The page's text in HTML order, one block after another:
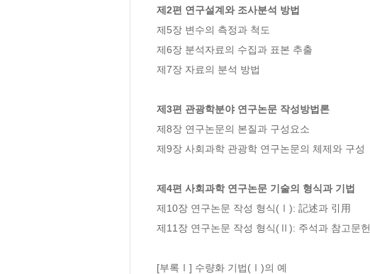
제2편 연구설계와 조사분석 방법
제5장 변수의 측정과 척도
제6장 분석자료의 수집과 표본 추출
제7장 자료의 분석 방법
제3편 관광학분야 연구논문 작성방법론
제8장 연구논문의 본질과 구성요소
제9장 사회과학 관광학 연구논문의 체제와 구성
제4편 사회과학 연구논문 기술의 형식과 기법
제10장 연구논문 작성 형식(Ⅰ): 記述과 引用
제11장 연구논문 작성 형식(Ⅱ): 주석과 참고문헌
[부록Ⅰ] 수량화 기법(Ⅰ)의 예